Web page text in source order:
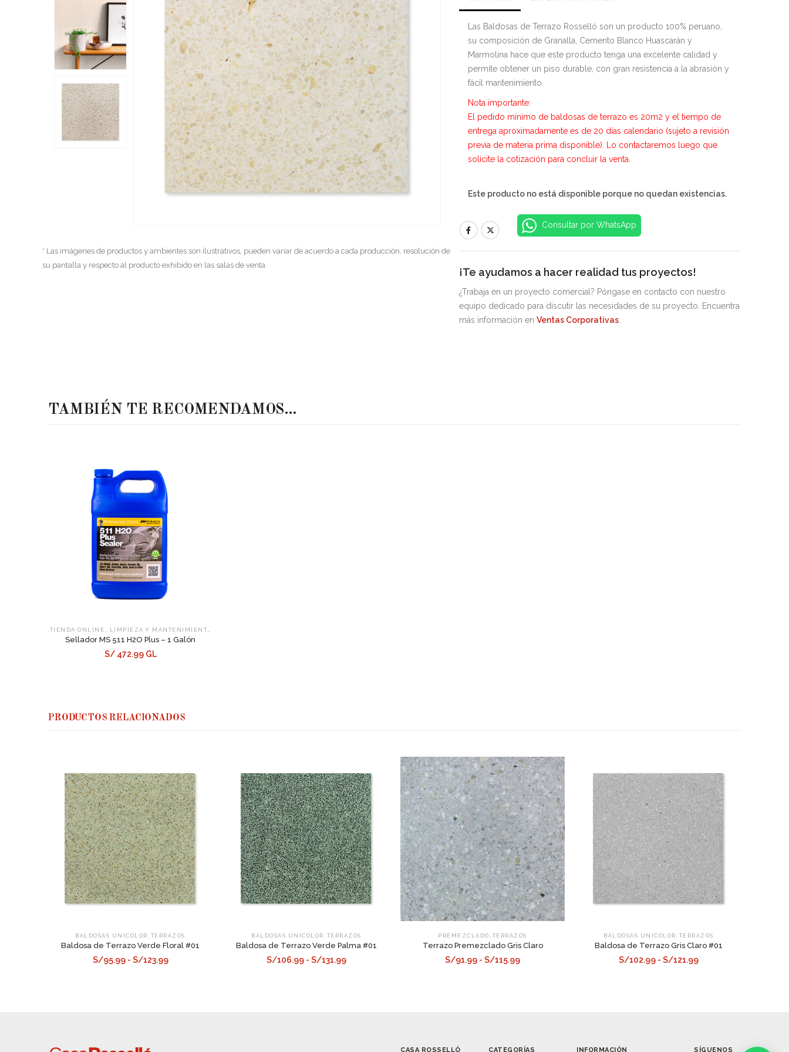
* Las imágenes de productos y ambientes son ilustrativos, pueden variar de acuerdo a cada producción, resolución de
su pantalla y respecto al producto exhibido en las salas de venta.
Las Baldosas de Terrazo Rosselló son un producto 100% peruano,
su composición de Granalla, Cemento Blanco Huascarán y
Marmolina hace que este producto tenga una excelente calidad y
permite obtener un piso durable, con gran resistencia a la abrasión y
fácil mantenimiento.
Nota importante:
El pedido mínimo de baldosas de terrazo es 20m2 y el tiempo de
entrega aproximadamente es de 20 días calendario (sujeto a revisión
previa de materia prima disponible). Lo contactaremos luego que
solicite la cotización para concluir la venta.
Este producto no está disponible porque no quedan existencias.
Consultar por WhatsApp
¡Te ayudamos a hacer realidad tus proyectos!
¿Trabaja en un proyecto comercial? Póngase en contacto con nuestro
equipo dedicado para discutir las necesidades de su proyecto. Encuentra
más información en Ventas Corporativas.
TAMBIÉN TE RECOMENDAMOS…
.TIENDA ONLINE. , LIMPIEZA Y MANTENIMIENTO
Sellador MS 511 H2O Plus – 1 Galón
S/ 472.99 GL
PRODUCTOS RELACIONADOS
BALDOSAS UNICOLOR , TERRAZOS
Baldosa de Terrazo Verde Floral #01
S/95.99 - S/123.99
BALDOSAS UNICOLOR , TERRAZOS
Baldosa de Terrazo Verde Palma #01
S/106.99 - S/131.99
PREMEZCLADO , TERRAZOS
Terrazo Premezclado Gris Claro
S/91.99 - S/115.99
BALDOSAS UNICOLOR , TERRAZOS
Baldosa de Terrazo Gris Claro #01
S/102.99 - S/121.99
CASA ROSSELLÓ CATEGORÍAS INFORMACIÓN SÍGUENOS